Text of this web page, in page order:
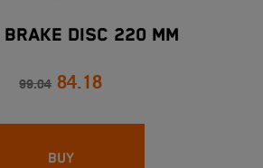
BRAKE DISC 220 MM
99.04 84.18
BUY